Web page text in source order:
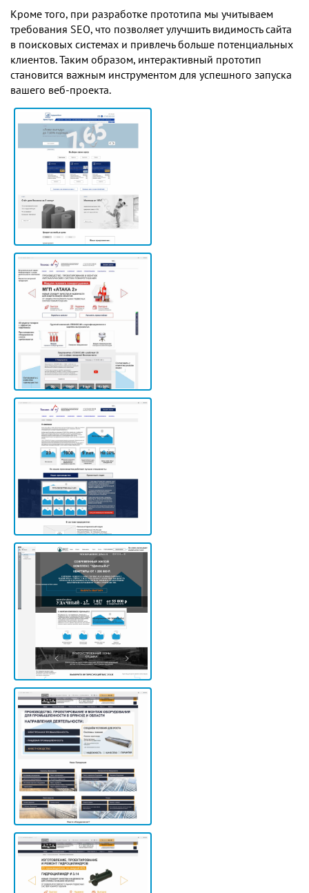
Кроме того, при разработке прототипа мы учитываем
требования SEO, что позволяет улучшить видимость сайта
в поисковых системах и привлечь больше потенциальных
клиентов. Таким образом, интерактивный прототип
становится важным инструментом для успешного запуска
вашего веб-проекта.